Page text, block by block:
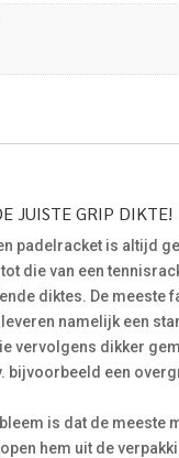
JUISTE GRIP DIKTE!
padelracket is altijd
die van een
diktes. De meeste
namelijk een
vervolgens dikker
bijvoorbeeld een
is dat de meeste
hem uit de